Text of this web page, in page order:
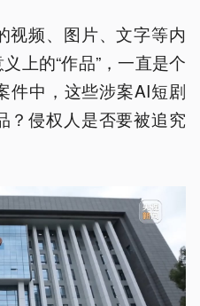
视频、图片、文字等内
上的“作品”，一直是个
件中，这些涉案AI短剧
？侵权人是否要被追究